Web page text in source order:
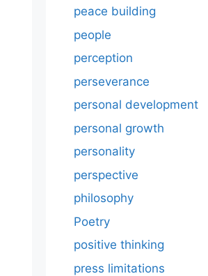
peace building
people
perception
perseverance
personal development
personal growth
personality
perspective
philosophy
Poetry
positive thinking
press limitations